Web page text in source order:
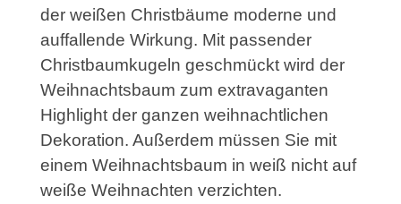
der weißen Christbäume moderne und
auffallende Wirkung. Mit passender
Christbaumkugeln geschmückt wird der
Weihnachtsbaum zum extravaganten
Highlight der ganzen weihnachtlichen
Dekoration. Außerdem müssen Sie mit
einem Weihnachtsbaum in weiß nicht auf
weiße Weihnachten verzichten.